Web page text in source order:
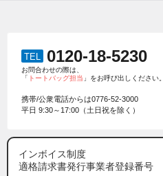
TEL 0120-18-5230
お問合わせの際は、
「
トートバッグ担当 」をお呼び出しください。
携帯/公衆電話からは0776-52-3000
平日 9:30～17:00（土日祝を除く）
インボイス制度
適格請求書発行事業者登録番号